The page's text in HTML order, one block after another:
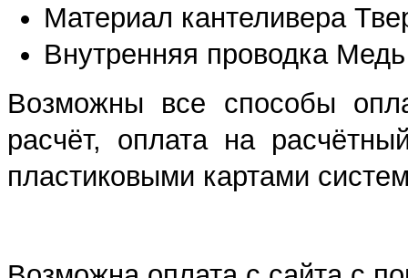
Материал кантеливера
Внутренняя проводка
Возможны все способы
расчёт, оплата на
пластиковыми картами